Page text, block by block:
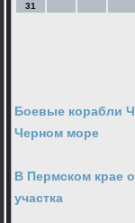
31
Боевые корабли
Черном море
В Пермском крае
участка